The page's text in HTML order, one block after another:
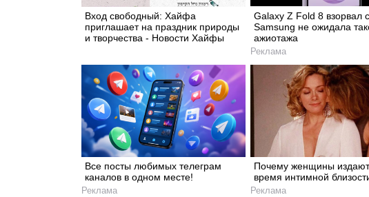
Вход свободный: Хайфа
приглашает на праздник природы
и творчества - Новости Хайфы
Galaxy Z Fold 8 взорвал
Samsung не ожидала
ажиотажа
Реклама
Все посты любимых телеграм
каналов в одном месте!
Реклама
Почему женщины издают
время интимной
Реклама